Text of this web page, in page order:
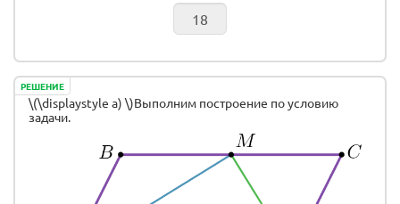
РЕШЕНИЕ
\(\displaystyle a) \)Выполним построение по условию
задачи.